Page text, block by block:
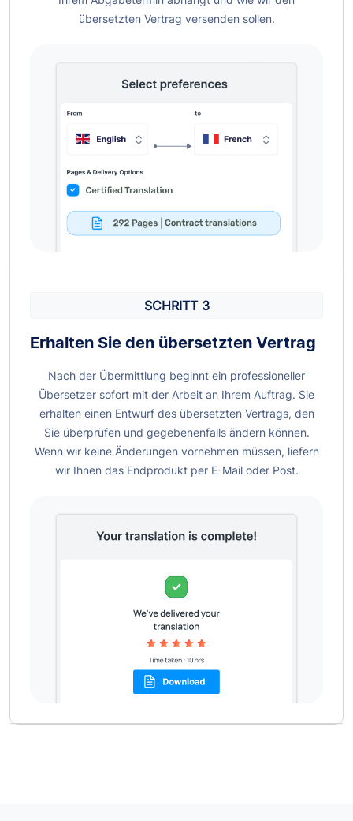
übersetzten Vertrag versenden sollen.
SCHRITT 3
Erhalten Sie den übersetzten Vertrag
Nach der Übermittlung beginnt ein professioneller
Übersetzer sofort mit der Arbeit an Ihrem Auftrag. Sie
erhalten einen Entwurf des übersetzten Vertrags, den
Sie überprüfen und gegebenenfalls ändern können.
Wenn wir keine Änderungen vornehmen müssen, liefern
wir Ihnen das Endprodukt per E-Mail oder Post.